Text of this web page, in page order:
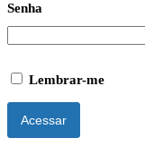
Senha
Lembrar-me